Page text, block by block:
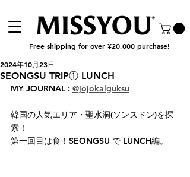
Free shipping for over ¥20,000 purchase!
SEONGSU TRIP① LUNCH
2024年10月23日
MY JOURNAL : @jojokalguksu
韓国の人気エリア・聖水洞(ソンスドン)を探
索！
第一回目は食！SEONGSU で LUNCH編。